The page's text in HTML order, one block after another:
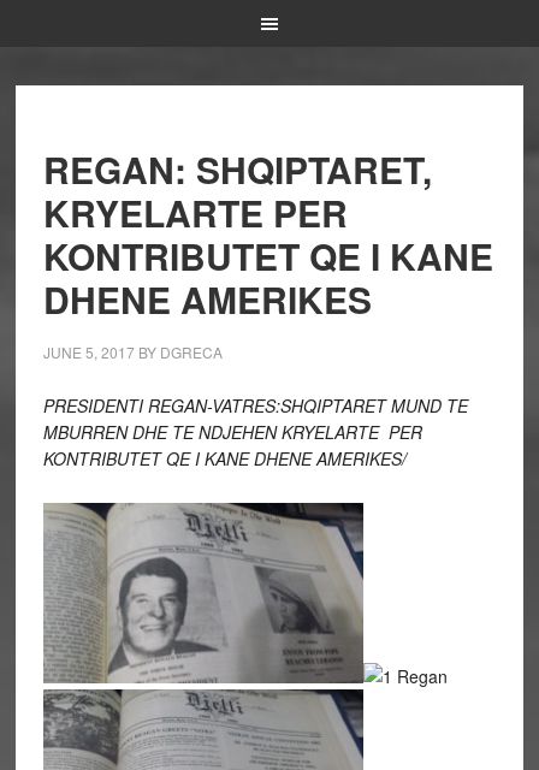
REGAN: SHQIPTARET,
KRYELARTE PER
KONTRIBUTET QE I KANE
DHENE AMERIKES
JUNE 5, 2017BY DGRECA
PRESIDENTI REGAN-VATRES:SHQIPTARET MUND TE
MBURREN DHE TE NDJEHEN KRYELARTE PER
KONTRIBUTET QE I KANE DHENE AMERIKES/